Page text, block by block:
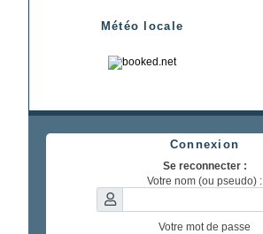
Météo locale
Connexion
Se reconnecter :
Votre nom (ou pseudo) :
Votre mot de passe